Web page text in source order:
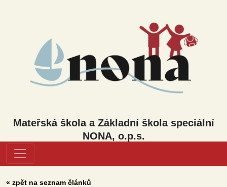
Mateřská škola a Základní škola speciální
NONA, o.p.s.
« zpět na seznam článků